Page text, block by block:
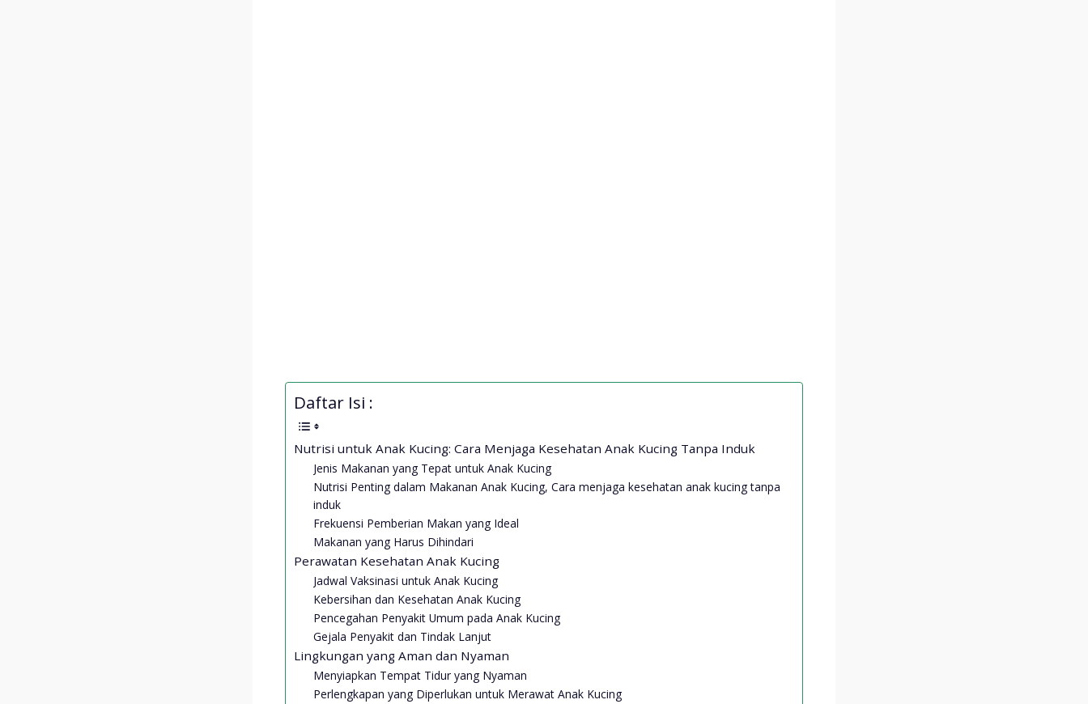
Daftar Isi :
Nutrisi untuk Anak Kucing: Cara Menjaga Kesehatan Anak Kucing Tanpa Induk
Jenis Makanan yang Tepat untuk Anak Kucing
Nutrisi Penting dalam Makanan Anak Kucing, Cara menjaga kesehatan anak kucing tanpa
induk
Frekuensi Pemberian Makan yang Ideal
Makanan yang Harus Dihindari
Perawatan Kesehatan Anak Kucing
Jadwal Vaksinasi untuk Anak Kucing
Kebersihan dan Kesehatan Anak Kucing
Pencegahan Penyakit Umum pada Anak Kucing
Gejala Penyakit dan Tindak Lanjut
Lingkungan yang Aman dan Nyaman
Menyiapkan Tempat Tidur yang Nyaman
Perlengkapan yang Diperlukan untuk Merawat Anak Kucing